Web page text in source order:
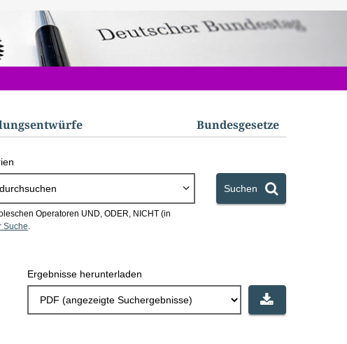
Bundes­gesetze
Suchen
Operatoren UND, ODER, NICHT (in
Suche.
Ergebnisse herunterladen